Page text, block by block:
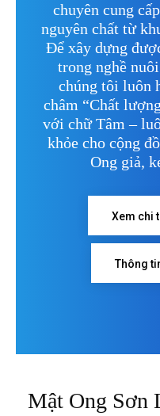
chuyên cung
nguyên chất từ
Để xây dựng
trong nghề
chúng tôi luôn
châm “Chất
với chữ Tâm –
khỏe cho cộng
Ong giả,
Xem chi
Thông
Mật Ong Sơn